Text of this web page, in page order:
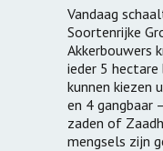
Vandaag
Soortenrijke
Akkerbouwers
ieder 5 hectare
kunnen kiezen
en 4 gangbaar
zaden of
mengsels zijn